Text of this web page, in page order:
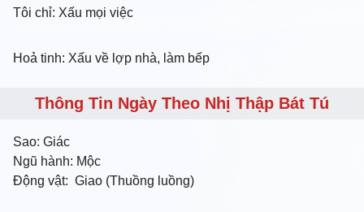
Tôi chỉ: Xấu mọi việc
Hoả tinh: Xấu về lợp nhà, làm bếp
Thông Tin Ngày Theo Nhị Thập Bát Tú
Sao: Giác
Ngũ hành: Mộc
Động vật: Giao (Thuồng luồng)